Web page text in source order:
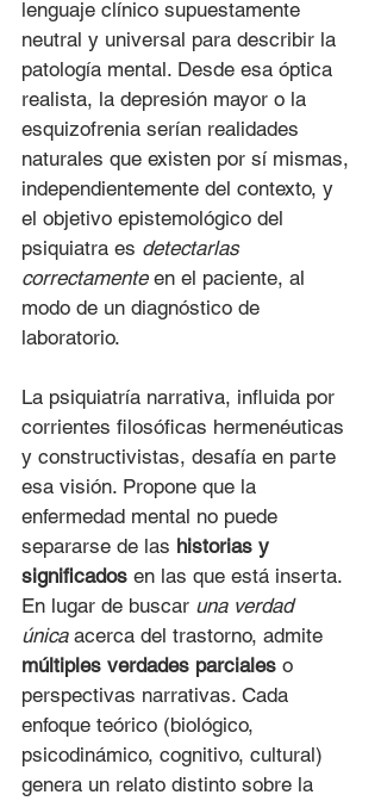
lenguaje clínico supuestamente
neutral y universal para describir la
patología mental. Desde esa óptica
realista, la depresión mayor o la
esquizofrenia serían realidades
naturales que existen por sí mismas,
independientemente del contexto, y
el objetivo epistemológico del
psiquiatra es detectarlas
correctamente en el paciente, al
modo de un diagnóstico de
laboratorio.
La psiquiatría narrativa, influida por
corrientes filosóficas hermenéuticas
y constructivistas, desafía en parte
esa visión. Propone que la
enfermedad mental no puede
separarse de las historias y
significados en las que está inserta.
En lugar de buscar una verdad
única acerca del trastorno, admite
múltiples verdades parciales o
perspectivas narrativas. Cada
enfoque teórico (biológico,
psicodinámico, cognitivo, cultural)
genera un relato distinto sobre la